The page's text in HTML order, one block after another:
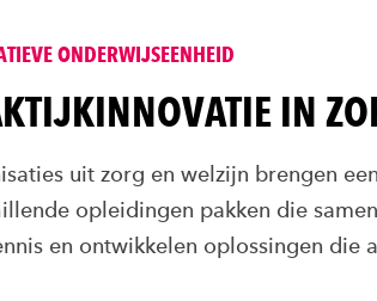
ONDERWIJSEENHEID
IN
uit zorg en welzijn brengen
opleidingen pakken die
en ontwikkelen oplossingen